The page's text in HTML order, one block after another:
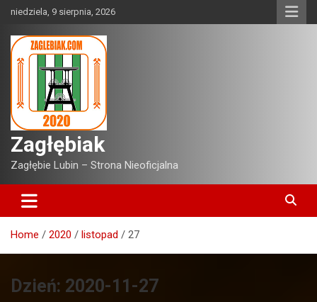
Skip
content
niedziela, 9 sierpnia, 2026
Zagłębiak
Zagłębie Lubin – Strona Nieoficjalna
Home 2020 listopad 27
Dzień: 2020-11-27